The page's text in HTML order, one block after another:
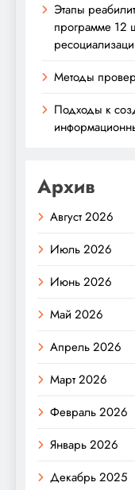
Этапы
программе 12
Методы
Подходы к
Архив
Август 2026
Июль 2026
Июнь 2026
Май 2026
Апрель 2026
Март 2026
Февраль 2026
Январь 2026
Декабрь 2025